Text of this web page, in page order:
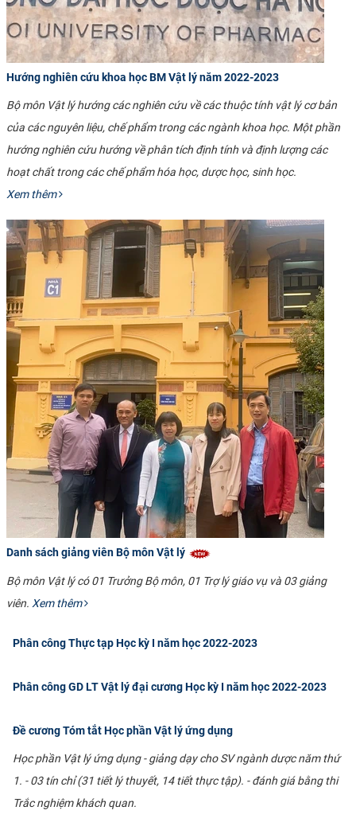
Hướng nghiên cứu khoa học BM Vật lý năm 2022-2023
Bộ môn Vật lý hướng các nghiên cứu về các thuộc tính vật lý cơ bản
của các nguyên liệu, chế phẩm trong các ngành khoa học. Một phần
hướng nghiên cứu hướng về phân tích định tính và định lượng các
hoạt chất trong các chế phẩm hóa học, dược học, sinh học.
Xem thêm
Danh sách giảng viên Bộ môn Vật lý
Bộ môn Vật lý có 01 Trưởng Bộ môn, 01 Trợ lý giáo vụ và 03 giảng
viên. Xem thêm
Phân công Thực tạp Học kỳ I năm học 2022-2023
Phân công GD LT Vật lý đại cương Học kỳ I năm học 2022-2023
Đề cương Tóm tắt Học phần Vật lý ứng dụng
Học phần Vật lý ứng dụng - giảng dạy cho SV ngành dược năm thứ
1. - 03 tín chỉ (31 tiết lý thuyết, 14 tiết thực tập). - đánh giá bằng thi
Trắc nghiệm khách quan.